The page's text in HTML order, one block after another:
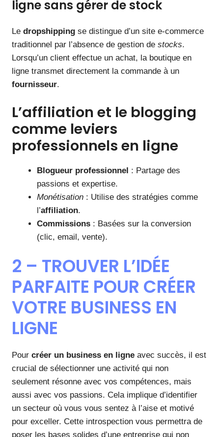
ligne sans gérer de stock
Le dropshipping se distingue d’un site e-commerce
traditionnel par l’absence de gestion de stocks.
Lorsqu’un client effectue un achat, la boutique en
ligne transmet directement la commande à un
fournisseur.
L’affiliation et le blogging
comme leviers
professionnels en ligne
Blogueur professionnel : Partage des
passions et expertise.
Monétisation : Utilise des stratégies comme
l’affiliation.
Commissions : Basées sur la conversion
(clic, email, vente).
2 – TROUVER L’IDÉE
PARFAITE POUR CRÉER
VOTRE BUSINESS EN
LIGNE
Pour créer un business en ligne avec succès, il est
crucial de sélectionner une activité qui non
seulement résonne avec vos compétences, mais
aussi avec vos passions. Cela implique d’identifier
un secteur où vous vous sentez à l’aise et motivé
pour exceller. Cette introspection vous permettra de
poser les bases solides d’une entreprise qui non